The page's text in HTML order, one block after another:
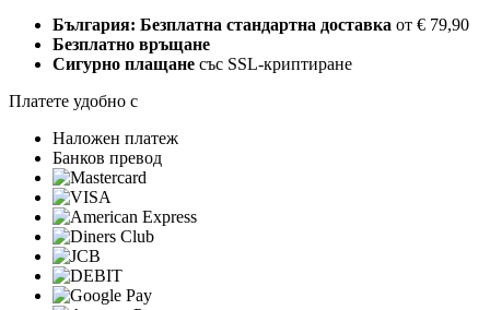
България: Безплатна стандартна доставка от € 79,90
Безплатно връщане
Сигурно плащане със SSL-криптиране
Платете удобно с
Наложен платеж
Банков превод